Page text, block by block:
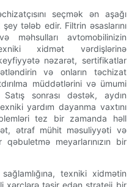
seçmək ən aşağı
tələb edir. Filtrin əsaslarını
məhsulları avtomobilinizin
xidmət vərdişlərinə
keyfiyyətə nəzarət, sertifikatlar
və onların təchizat
müddətlərini və ümumi
sonrası dəstək, aydın
yardım dayanma vaxtını
tez bir zamanda həll
ətraf mühit məsuliyyəti və
meyarlarınızın bir
texniki xidmətin